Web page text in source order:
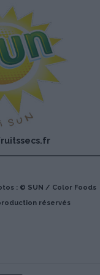
: © SUN / Color Foods
réservés